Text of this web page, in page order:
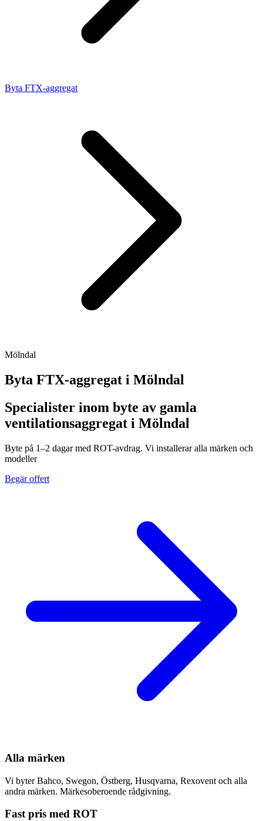
Byta FTX-aggregat
Mölndal
Byta FTX-aggregat i Mölndal
Specialister inom byte av gamla
ventilationsaggregat i Mölndal
Byte på 1–2 dagar med ROT-avdrag. Vi installerar alla märken och
modeller
Begär offert
Alla märken
Vi byter Bahco, Swegon, Östberg, Husqvarna, Rexovent och alla
andra märken. Märkesoberoende rådgivning.
Fast pris med ROT